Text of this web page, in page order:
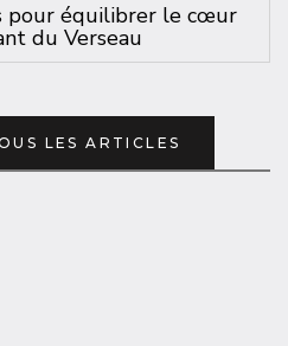
pour équilibrer le cœur
du Verseau
LES ARTICLES